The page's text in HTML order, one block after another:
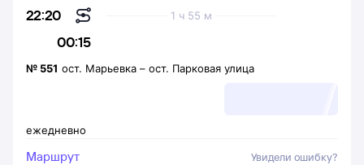
22:20
00:15
1 ч 55 м
ежедневно
№ 551 ост. Марьевка – ост. Парковая улица
Маршрут Увидели ошибку?